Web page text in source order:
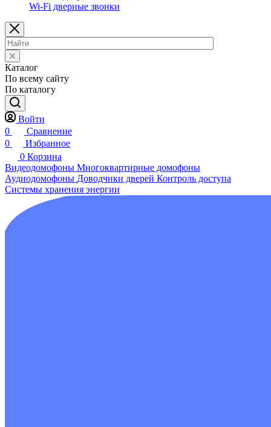
Wi-Fi дверные звонки
Каталог
По всему сайту
По каталогу
Войти
0
Сравнение
0
Избранное
0 Корзина
Видеодомофоны Многоквартирные домофоны
Аудиодомофоны Доводчики дверей Контроль доступа
Системы хранения энергии